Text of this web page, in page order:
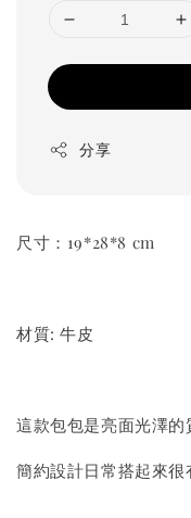
分享
尺寸：19*28*8 cm
材質: 牛皮
這款包包是亮面光澤的
簡約設計日常搭起來很